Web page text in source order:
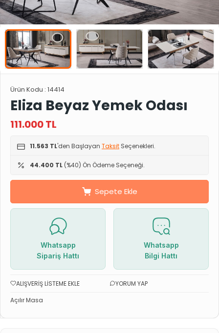
Ürün Kodu : 14414
Eliza Beyaz Yemek Odası
111.000TL
11.563 TL'den Başlayan Taksit Seçenekleri.
44.400 TL (%40) Ön Ödeme Seçeneği.
Sepete Ekle
Whatsapp
Sipariş Hattı
Whatsapp
Bilgi Hattı
ALIŞVERIŞ LISTEME EKLE
YORUM YAP
Açılır Masa